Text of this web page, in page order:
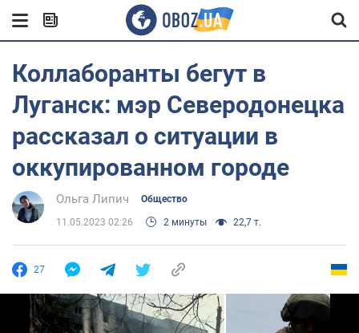
Коллаборанты бегут в
Луганск: мэр Северодонецка
рассказал о ситуации в
оккупированном городе
Ольга Липич Общество
11.05.2023 02:26 2 минуты 22,7 т.
27